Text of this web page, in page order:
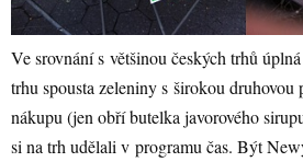
Ve srovnání s většinou českých trhů
trhu spousta zeleniny s širokou druhovou
nákupu (jen obří butelka javorového
si na trh udělali v programu čas. Být